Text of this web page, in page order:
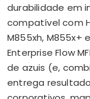
durabilidade em
compatível com
M855xh, M855x+
Enterprise Flow
de azuis (e,
entrega